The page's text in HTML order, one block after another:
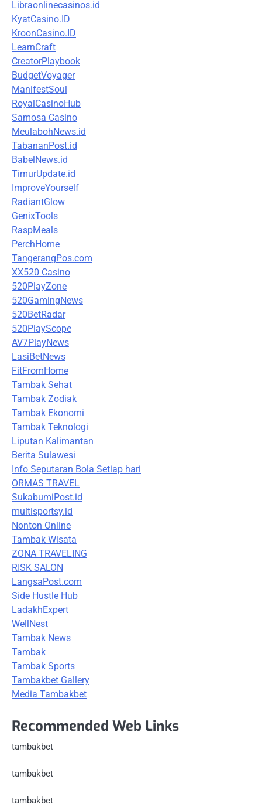
Libraonlinecasinos.id
KyatCasino.ID
KroonCasino.ID
LearnCraft
CreatorPlaybook
BudgetVoyager
ManifestSoul
RoyalCasinoHub
Samosa Casino
MeulabohNews.id
TabananPost.id
BabelNews.id
TimurUpdate.id
ImproveYourself
RadiantGlow
GenixTools
RaspMeals
PerchHome
TangerangPos.com
XX520 Casino
520PlayZone
520GamingNews
520BetRadar
520PlayScope
AV7PlayNews
LasiBetNews
FitFromHome
Tambak Sehat
Tambak Zodiak
Tambak Ekonomi
Tambak Teknologi
Liputan Kalimantan
Berita Sulawesi
Info Seputaran Bola Setiap hari
ORMAS TRAVEL
SukabumiPost.id
multisportsy.id
Nonton Online
Tambak Wisata
ZONA TRAVELING
RISK SALON
LangsaPost.com
Side Hustle Hub
LadakhExpert
WellNest
Tambak News
Tambak
Tambak Sports
Tambakbet Gallery
Media Tambakbet
Recommended Web Links
tambakbet
tambakbet
tambakbet